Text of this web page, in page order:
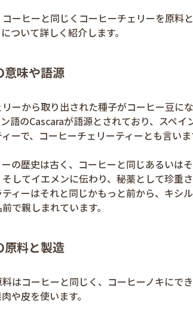
ーヒーと同じくコーヒーチェリーを原料
ついて詳しく紹介します。
意味や語源
ーから取り出された種子がコーヒー豆に
語のCascaraが語源とされており、スペ
ーで、コーヒーチェリーティーとも言いま
の歴史は古く、コーヒーと同じあるいは
してイエメンに伝わり、秘薬として珍重
ィーはそれと同じかもっと前から、キシ
で親しまれています。
原料と製造
はコーヒーと同じく、コーヒーノキにで
や皮を使います。